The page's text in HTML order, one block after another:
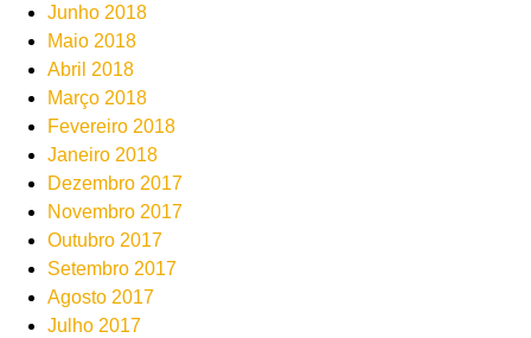
Junho 2018
Maio 2018
Abril 2018
Março 2018
Fevereiro 2018
Janeiro 2018
Dezembro 2017
Novembro 2017
Outubro 2017
Setembro 2017
Agosto 2017
Julho 2017